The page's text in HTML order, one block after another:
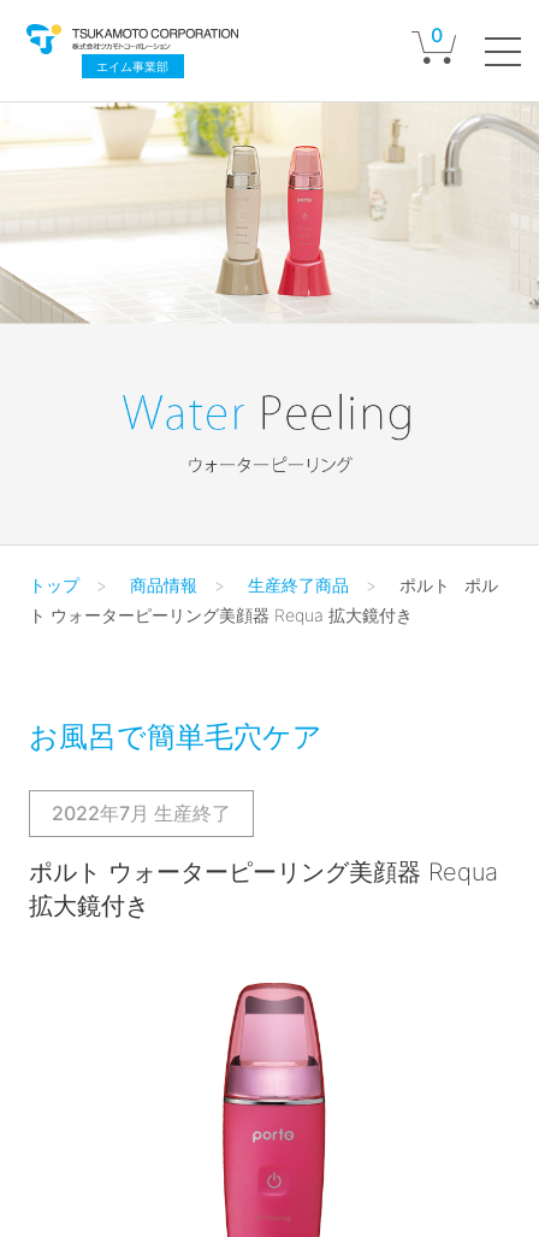
エイム事業部
0
トップ 商品情報 生産終了商品
ポルト ポル
ト ウォーターピーリング美顔器 Requa 拡大鏡付き
お風呂で簡単毛穴ケア
2022年7月 生産終了
ポルト ウォーターピーリング美顔器 Requa
拡大鏡付き